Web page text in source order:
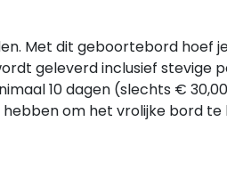
Met dit geboortebord hoef
geleverd inclusief stevige
10 dagen (slechts €
om het vrolijke bord te